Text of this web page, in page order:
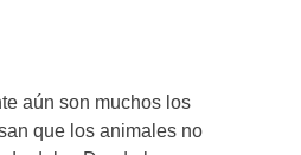
aún son muchos los
que los animales no